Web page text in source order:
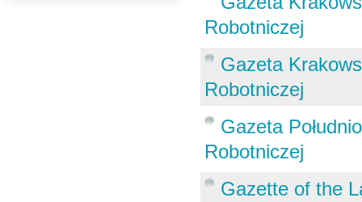
Robotniczej
Gazeta
Robotniczej
Gazeta
Robotniczej
Gazette of the